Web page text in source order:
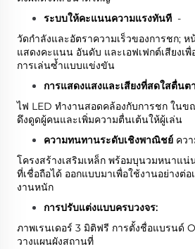
ระบบให้คะแนนความแรงทันที -
วัดกำลังและอัตราความเร็วของการชก; ห
แสดงคะแนน อันดับ และเอฟเฟกต์เสียงเ
การเล่นซ้ำแบบแข่งขัน
การแสดงแสงและเสียงที่สดใสตื่นต
ไฟ LED ทำงานสอดคล้องกับการชก ในข
ดึงดูดผู้คนและเพิ่มความตื่นเต้นให้ผู้เล่น
ความทนทานระดับเชิงพาณิชย์ คว
โครงสร้างเสริมเหล็ก พร้อมบุนวมหนาแ
ที่เชื่อถือได้ ออกแบบมาเพื่อใช้งานอย่างต่
งานหนัก
การปรับแต่งแบบครบวงจร:
ภาพเรนเดอร์ 3 มิติฟรี การตั้งชื่อแบรนด์
วางแผนผังสถานที่